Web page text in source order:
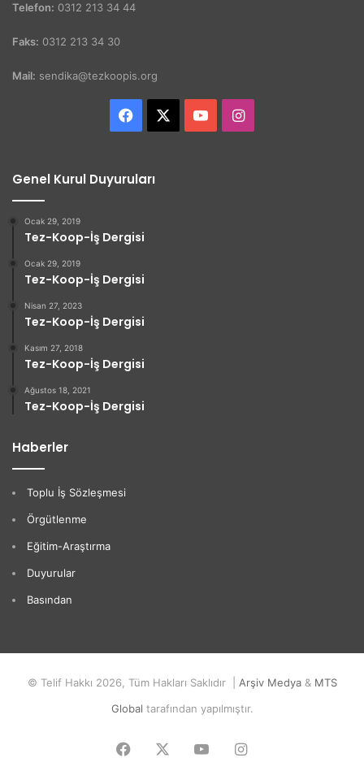
Telefon: 0312 213 34 44
Faks: 0312 213 34 30
Mail: sendika@tezkoopis.org
Facebook YouTubeInstagram
Genel Kurul Duyuruları
Ocak 29, 2019
Tez-Koop-İş Dergisi
Ocak 29, 2019
Tez-Koop-İş Dergisi
Nisan 27, 2023
Tez-Koop-İş Dergisi
Kasım 27, 2018
Tez-Koop-İş Dergisi
Ağustos 18, 2021
Tez-Koop-İş Dergisi
Haberler
Toplu İş Sözleşmesi
Örgütlenme
Eğitim-Araştırma
Duyurular
Basından
© Telif Hakkı 2026, Tüm Hakları Saklıdır | Arşiv Medya& MTS
Global tarafından yapılmıştır.
Facebook YouTubeInstagram